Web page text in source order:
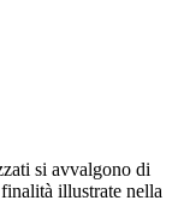
si avvalgono di
illustrate nella